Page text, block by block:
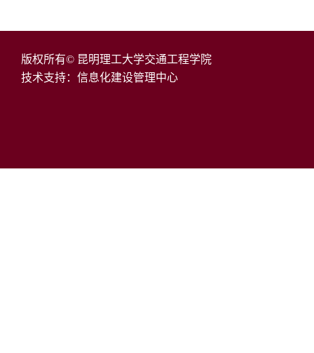
版权所有© 昆明理工大学交通工程学院
技术支持：信息化建设管理中心